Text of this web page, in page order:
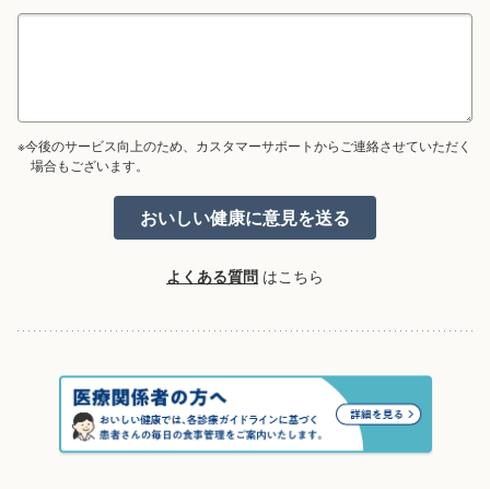
※今後のサービス向上のため、カスタマーサポートからご連絡させていただく
場合もございます。
よくある質問 はこちら